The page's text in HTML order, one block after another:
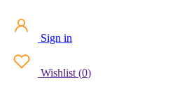
Sign in
Wishlist (0)